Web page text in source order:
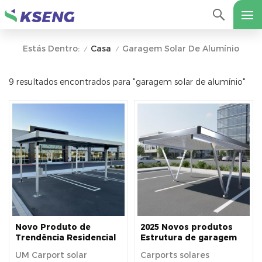
Estás Dentro: / Casa / Garagem Solar De Alumínio
9 resultados encontrados para "garagem solar de alumínio"
Novo Produto de
Trendência Residencial
com baixa manutenção
UM Carport solar
2025 Novos produtos
Estrutura de garagem
tratamento
Carports solares